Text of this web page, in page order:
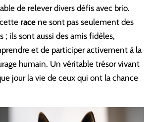
de relever divers défis avec brio.
race ne sont pas seulement des
; ils sont aussi des amis fidèles,
et de participer activement à la
humain. Un véritable trésor vivant
jour la vie de ceux qui ont la chance